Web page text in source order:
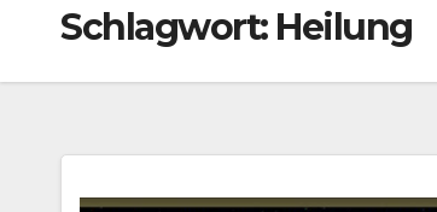
Schlagwort: Heilung